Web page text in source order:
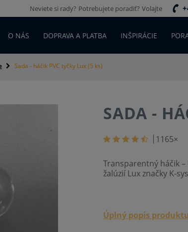
Neviete si rady? Potrebujete poradiť? Volajte
O NÁS DOPRAVA A PLATBA INŠPIRÁCIE
Sada - háčik PVC tyčky Lux (5 ks)
SADA -
1165×
Transparentný háčik
žalúzií Lux značky K-
Úplný popis produktu